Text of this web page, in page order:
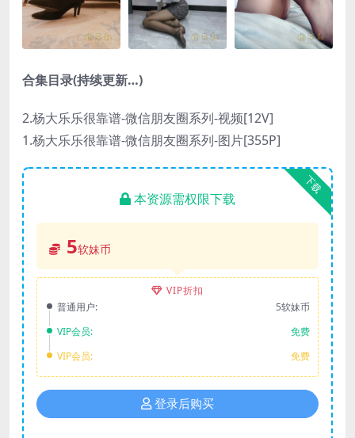
合集目录(持续更新…)
2.杨大乐乐很靠谱-微信朋友圈系列-视频[12V]
1.杨大乐乐很靠谱-微信朋友圈系列-图片[355P]
下载
本资源需权限下载
5软妹币
VIP折扣
普通用户:
5软妹币
VIP会员:
免费
VIP会员:
免费
登录后购买